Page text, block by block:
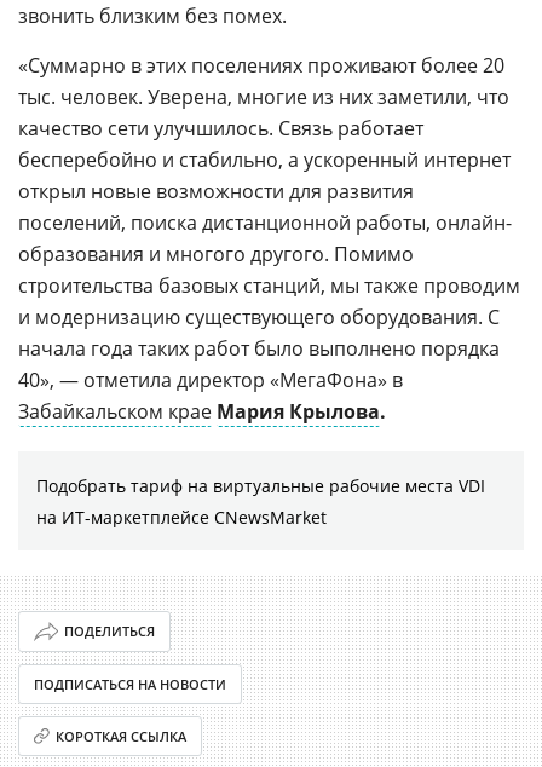
звонить близким без помех.
«Суммарно в этих поселениях проживают более 20
тыс. человек. Уверена, многие из них заметили, что
качество сети улучшилось. Связь работает
бесперебойно и стабильно, а ускоренный интернет
открыл новые возможности для развития
поселений, поиска дистанционной работы, онлайн-
образования и многого другого. Помимо
строительства базовых станций, мы также проводим
и модернизацию существующего оборудования. С
начала года таких работ было выполнено порядка
40», — отметила директор «МегаФона» в
Забайкальском крае Мария Крылова.
Подобрать тариф на виртуальные рабочие места VDI
на ИТ-маркетплейсе CNewsMarket
ПОДЕЛИТЬСЯ
ПОДПИСАТЬСЯ НА НОВОСТИ
КОРОТКАЯ ССЫЛКА